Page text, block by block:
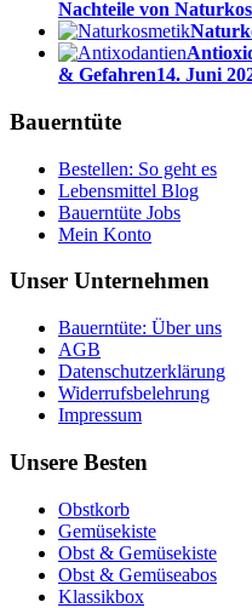
Nachteile von
& Gefahren14. Juni
Bauerntüte
Bestellen: So geht es
Lebensmittel Blog
Bauerntüte Jobs
Mein Konto
Unser Unternehmen
Bauerntüte: Über uns
AGB
Datenschutzerklärung
Widerrufsbelehrung
Impressum
Unsere Besten
Obstkorb
Gemüsekiste
Obst & Gemüsekiste
Obst & Gemüseabos
Klassikbox